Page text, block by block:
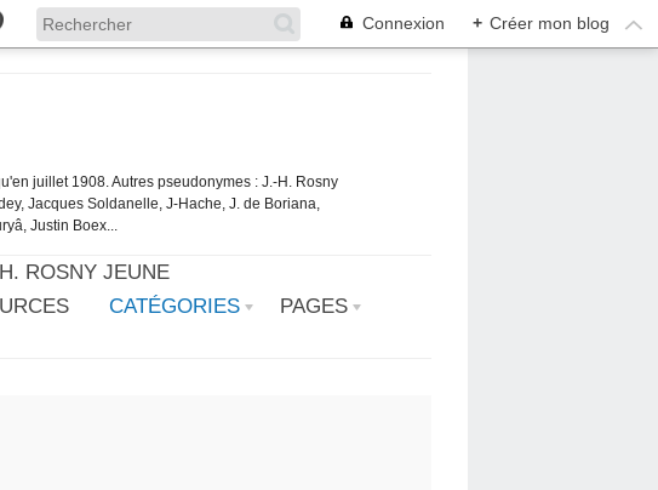
Connexion + Créer mon blog
juillet 1908. Autres pseudonymes : J.-H. Rosny
Jacques Soldanelle, J-Hache, J. de Boriana,
Justin Boex...
ROSNY JEUNE
CATÉGORIES
PAGES